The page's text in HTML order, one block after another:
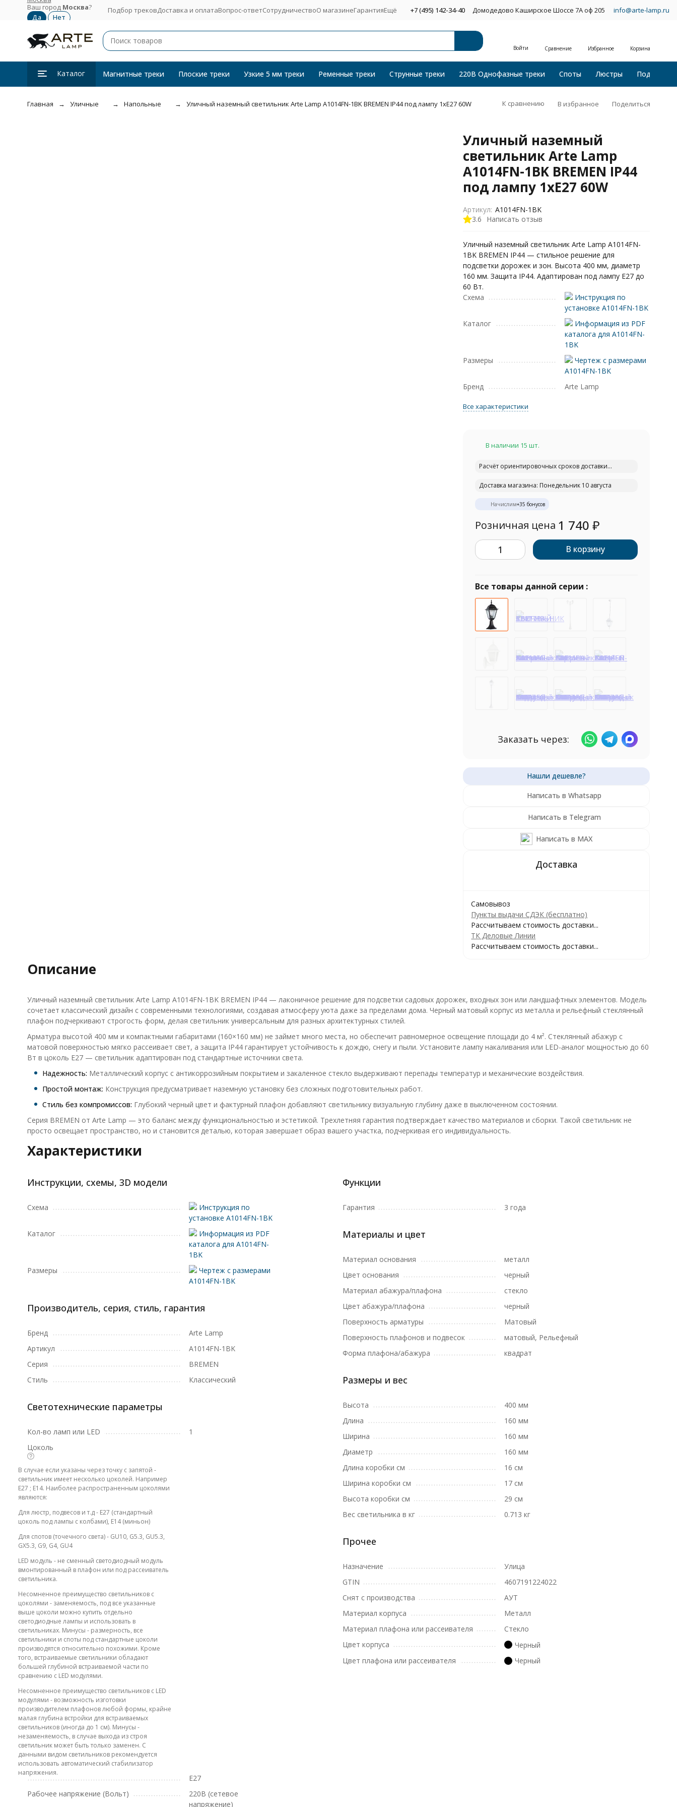
Ваш город Москва? Подбор трековДоставка и оплатаВопрос-ответСотрудничествоО магазинеГарантияЕщё +7 (495) 142-34-40 Домодедово Каширское Шоссе 7А оф 205 info@arte-lamp.ru
Войти Сравнение Избранное Корзина
Каталог Магнитные треки Плоские треки Узкие 5 мм треки Ременные треки Струнные треки 220В Однофазные треки Споты Люстры Подвесные
Главная Уличные Напольные Уличный наземный светильник Arte Lamp A1014FN-1BK BREMEN IP44 под лампу 1xE27 60W К сравнению В избранное Поделиться
Уличный наземный
светильник Arte Lamp
A1014FN-1BK BREMEN IP44
под лампу 1xE27 60W
3.6 Написать отзыв
Артикул: A1014FN-1BK
Уличный наземный светильник Arte Lamp A1014FN-
1BK BREMEN IP44 — стильное решение для
подсветки дорожек и зон. Высота 400 мм, диаметр
160 мм. Защита IP44. Адаптирован под лампу E27 до
60 Вт.
Схема
Инструкция по
установке A1014FN-1BK
Каталог
Информация из PDF
каталога для A1014FN-
1BK
Размеры
Чертеж с размерами
A1014FN-1BK
Бренд
Arte Lamp
Все характеристики
В наличии 15 шт.
Расчёт ориентировочных сроков доставки...
Доставка магазина: Понедельник 10 августа
Начислим+35 бонусов
Розничная цена 1 740₽
В корзину
Все товары данной серии :
Заказать через:
Написать в Whatsapp
Написать в Telegram
Написать в MAX
Самовывоз
Пункты выдачи СДЭК (бесплатно)
Рассчитываем стоимость доставки...
ТК Деловые Линии
Рассчитываем стоимость доставки...
Описание
Уличный наземный светильник Arte Lamp A1014FN-1BK BREMEN IP44 — лаконичное решение для подсветки садовых дорожек, входных зон или ландшафтных элементов. Модель
сочетает классический дизайн с современными технологиями, создавая атмосферу уюта даже за пределами дома. Черный матовый корпус из металла и рельефный стеклянный
плафон подчеркивают строгость форм, делая светильник универсальным для разных архитектурных стилей.
Арматура высотой 400 мм и компактными габаритами (160×160 мм) не займет много места, но обеспечит равномерное освещение площади до 4 м². Стеклянный абажур с
матовой поверхностью мягко рассеивает свет, а защита IP44 гарантирует устойчивость к дождю, снегу и пыли. Установите лампу накаливания или LED-аналог мощностью до 60
Вт в цоколь E27 — светильник адаптирован под стандартные источники света.
Надежность: Металлический корпус с антикоррозийным покрытием и закаленное стекло выдерживают перепады температур и механические воздействия.
Простой монтаж: Конструкция предусматривает наземную установку без сложных подготовительных работ.
Стиль без компромиссов: Глубокий черный цвет и фактурный плафон добавляют светильнику визуальную глубину даже в выключенном состоянии.
Серия BREMEN от Arte Lamp — это баланс между функциональностью и эстетикой. Трехлетняя гарантия подтверждает качество материалов и сборки. Такой светильник не
просто освещает пространство, но и становится деталью, которая завершает образ вашего участка, подчеркивая его индивидуальность.
Характеристики
Инструкции, схемы, 3D модели
Схема
Инструкция по
установке A1014FN-1BK
Каталог
Информация из PDF
каталога для A1014FN-
1BK
Размеры
Чертеж с размерами
A1014FN-1BK
Производитель, серия, стиль, гарантия
Бренд
Arte Lamp
Артикул
A1014FN-1BK
Серия
BREMEN
Стиль
Классический
Светотехнические параметры
Кол-во ламп или LED
1
Цоколь
В случае если указаны через точку с запятой -
светильник имеет несколько цоколей. Например
E27 ; E14. Наиболее распространенным цоколями
являются:
Для люстр, подвесов и т.д - E27 (стандартный
цоколь под лампы с колбами), E14 (миньон)
Для спотов (точечного света) - GU10, G5.3, GU5.3,
GX5.3, G9, G4, GU4
LED модуль - не сменный светодиодный модуль
вмонтированный в плафон или под рассеиватель
светильника.
Несомненное преимущество светильников с
цоколями - заменяемость, под все указанные
выше цоколи можно купить отдельно
светодиодные лампы и использовать в
светильниках. Минусы - размерность, все
светильники и споты под стандартные цоколи
производятся относительно похожими. Кроме
того, встраиваемые светильники обладают
большей глубиной встраиваемой части по
сравнению с LED модулями.
Несомненное преимущество светильников с LED
модулями - возможность изготовки
производителем плафонов любой формы, крайне
малая глубина встройки для встраиваемых
светильников (иногда до 1 см). Минусы -
незаменяемость, в случае выхода из строя
светильник может быть только заменен. С
данными видом светильников рекомендуется
использовать автоматический стабилизатор
напряжения.
E27
Рабочее напряжение (Вольт)
220В (сетевое
напряжение)
Функции
Гарантия 3 года
Материалы и цвет
Материал основания
металл
Цвет основания
черный
Материал абажура/плафона
стекло
Цвет абажура/плафона
черный
Поверхность арматуры
Матовый
Поверхность плафонов и подвесок
матовый, Рельефный
Форма плафона/абажура
квадрат
Размеры и вес
Высота
400 мм
Длина
160 мм
Ширина
160 мм
Диаметр
160 мм
Длина коробки см
16 см
Ширина коробки см
17 см
Высота коробки см
29 см
Вес светильника в кг
0.713 кг
Прочее
Назначение
Улица
GTIN
4607191224022
Снят с производства
АУТ
Материал корпуса
Металл
Материал плафона или рассеивателя
Стекло
Цвет корпуса
Черный
Цвет плафона или рассеивателя
Черный